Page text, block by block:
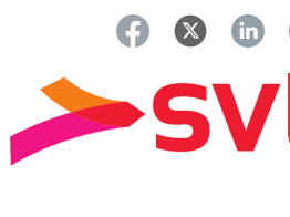
principale